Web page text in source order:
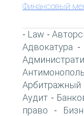
Финансовый
- Law -
Адвокатура -
Арбитражный
Аудит -
право -